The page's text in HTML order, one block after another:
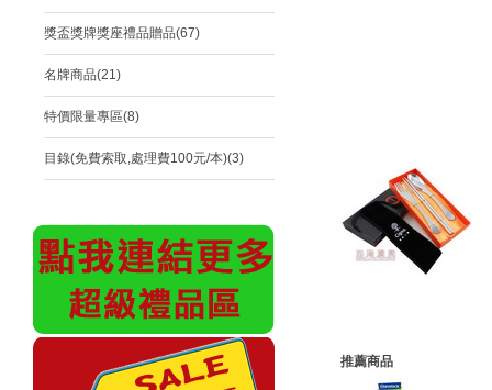
推薦商品
獎盃獎牌獎座禮品贈品(67)
名牌商品(21)
特價限量專區(8)
目錄(免費索取,處理費100元/本)(3)